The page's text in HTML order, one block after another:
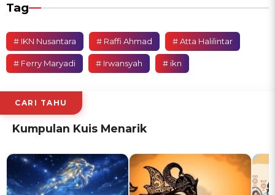
Tag
# IKN Nusantara # Raffi Ahmad # Atta Halilintar
# Ferry Maryadi # Irwansyah # ikn
CARI TAHU
Kumpulan Kuis Menarik